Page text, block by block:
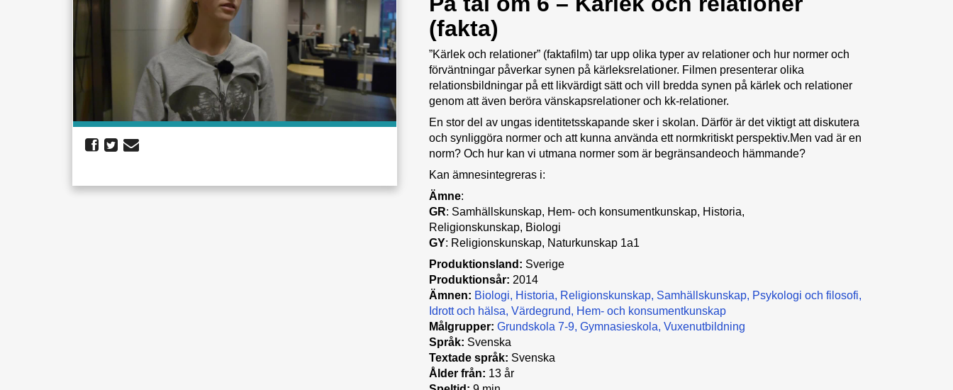
(fakta)
”Kärlek och relationer” (faktafilm) tar upp olika typer av relationer och hur normer och
förväntningar påverkar synen på kärleksrelationer. Filmen presenterar olika
relationsbildningar på ett likvärdigt sätt och vill bredda synen på kärlek och relationer
genom att även beröra vänskapsrelationer och kk-relationer.
En stor del av ungas identitetsskapande sker i skolan. Därför är det viktigt att diskutera
och synliggöra normer och att kunna använda ett normkritiskt perspektiv.Men vad är en
norm? Och hur kan vi utmana normer som är begränsandeoch hämmande?
Kan ämnesintegreras i:
Ämne:
GR: Samhällskunskap, Hem- och konsumentkunskap, Historia,
Religionskunskap, Biologi
GY: Religionskunskap, Naturkunskap 1a1
Produktionsland: Sverige
Produktionsår: 2014
Ämnen: Biologi Historia Religionskunskap Samhällskunskap
Psykologi och filosofi
Idrott och hälsa Värdegrund
Hem- och konsumentkunskap
Målgrupper: Grundskola 7-9 Gymnasieskola Vuxenutbildning
Språk: Svenska
Textade språk: Svenska
Ålder från: 13 år